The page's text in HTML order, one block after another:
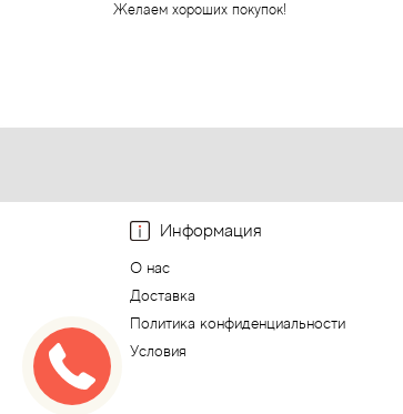
Желаем хороших покупок!
Информация
О нас
Доставка
Политика конфиденциальности
Условия